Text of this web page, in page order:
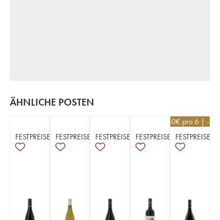
ÄHNLICHE POSTEN
FESTPREISE FESTPREISE FESTPREISE FESTPREISE
14,40€ pro 6 | -
FESTPREISE